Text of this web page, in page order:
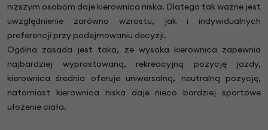
niższym osobom daje kierownica niska. Dlatego tak ważne jest
uwzględnienie zarówno wzrostu, jak i indywidualnych
preferencji przy podejmowaniu decyzji.
Ogólna zasada jest taka, że wysoka kierownica zapewnia
najbardziej wyprostowaną, rekreacyjną pozycję jazdy,
kierownica średnia oferuje uniwersalną, neutralną pozycję,
natomiast kierownica niska daje nieco bardziej sportowe
ułożenie ciała.